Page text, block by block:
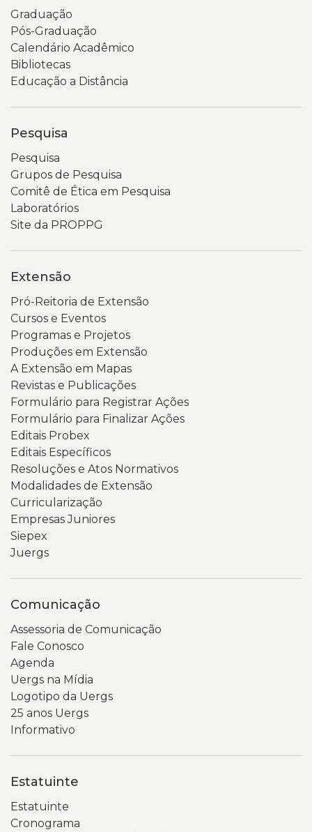
Graduação
Pós-Graduação
Calendário Acadêmico
Bibliotecas
Educação a Distância
Pesquisa
Pesquisa
Grupos de Pesquisa
Comitê de Ética em Pesquisa
Laboratórios
Site da PROPPG
Extensão
Pró-Reitoria de Extensão
Cursos e Eventos
Programas e Projetos
Produções em Extensão
A Extensão em Mapas
Revistas e Publicações
Formulário para Registrar Ações
Formulário para Finalizar Ações
Editais Probex
Editais Específicos
Resoluções e Atos Normativos
Modalidades de Extensão
Curricularização
Empresas Juniores
Siepex
Juergs
Comunicação
Assessoria de Comunicação
Fale Conosco
Agenda
Uergs na Mídia
Logotipo da Uergs
25 anos Uergs
Informativo
Estatuinte
Estatuinte
Cronograma